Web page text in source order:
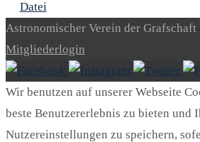
Datei
Astronomischer Verein der Grafschaft
Mitgliederlogin
Wir benutzen auf unserer Webseite
beste Benutzererlebnis zu bieten und
Nutzereinstellungen zu speichern,